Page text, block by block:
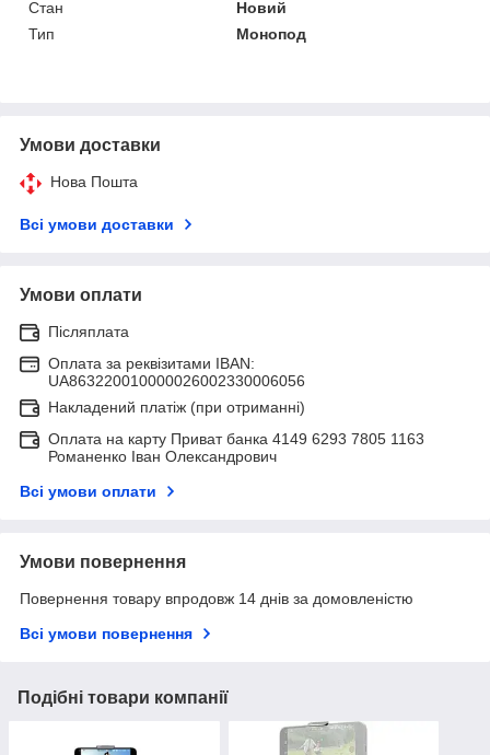
Стан
Новий
Тип
Монопод
Умови доставки
Нова Пошта
Всі умови доставки
Умови оплати
Післяплата
Оплата за реквізитами IBAN:
UA863220010000026002330006056
Накладений платіж (при отриманні)
Оплата на карту Приват банка 4149 6293 7805 1163
Романенко Іван Олександрович
Всі умови оплати
Умови повернення
Повернення товару впродовж 14 днів за домовленістю
Всі умови повернення
Подібні товари компанії